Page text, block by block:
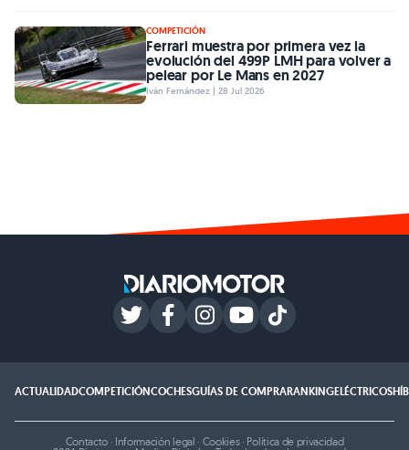
COMPETICIÓN
Ferrari muestra por primera vez la
evolución del 499P LMH para volver a
pelear por Le Mans en 2027
Iván Fernández | 28 Jul 2026
ACTUALIDADCOMPETICIÓNCOCHESGUÍAS DE COMPRARANKINGELÉCTRICOS
Contacto · Información legal · Cookies· Política de privacidad